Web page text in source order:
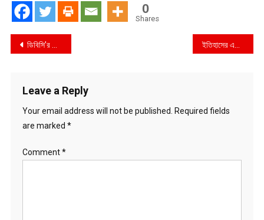
0
Shares
Post
ডিবিসি’র শাফায়েতের কবলে নারী উপস্থাপিকারা, পরকীয়ায় অভিযোগ তদন্তে দোষী প্রমাণিত হয়ে চাকুরিচ্যুত
Leave a Reply
Your email address will not be published.
Required fields
are marked *
Comment*